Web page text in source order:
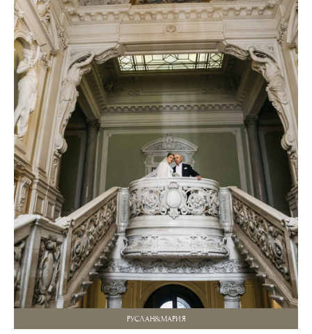
РУСЛАН&МАРИЯ